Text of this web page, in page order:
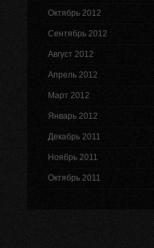
Октябрь 2012
Сентябрь 2012
Август 2012
Апрель 2012
Март 2012
Январь 2012
Декабрь 2011
Ноябрь 2011
Октябрь 2011